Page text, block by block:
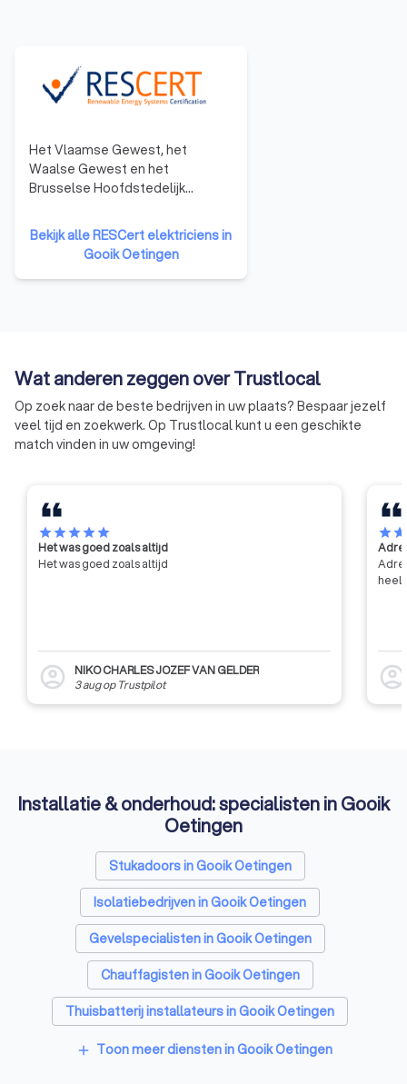
Het Vlaamse Gewest, het
Waalse Gewest en het
Brusselse Hoofdstedelijk
opgezet dat gericht is op het
opleiden en de certificatie van
betrouwbare en kwaliteitsvolle
installateurs. Het certificaat van
afgelegd.
Bekijk alle RESCert elektriciens in
Gooik Oetingen
Wat anderen zeggen over Trustlocal
Op zoek naar de beste bedrijven in uw plaats? Bespaar jezelf
veel tijd en zoekwerk. Op Trustlocal kunt u een geschikte
match vinden in uw omgeving!
starstarstarstarstar
Het was goed zoals altijd
Het was goed zoals altijd
account_circle
NIKO CHARLES JOZEF VAN GELDER
3 augop Trustpilot
starstar
heel
account_circle
Installatie & onderhoud: specialisten in Gooik
Oetingen
Stukadoors in Gooik Oetingen
Isolatiebedrijven in Gooik Oetingen
Gevelspecialisten in Gooik Oetingen
Chauffagisten in Gooik Oetingen
Thuisbatterij installateurs in Gooik Oetingen
add Toon meer diensten in Gooik Oetingen